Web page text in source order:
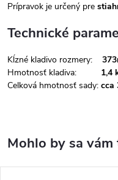
Prípravok je určený pre
Technické
Kĺzné kladivo rozmery:
Hmotnosť kladiva: 1,4
Celková hmotnosť sady: cca